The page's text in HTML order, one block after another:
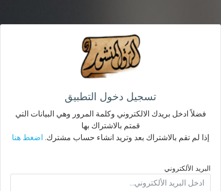
تسجيل دخول التطبيق
فضلاً ادخل بريدك الالكتروني وكلمة المرور وهي البيانات التي
قمتم بالاشتراك بها
إذا لم تقم بالاشتراك بعد وتريد انشاء حساب مشترك. اضغط هنا
البريد الألكتروني